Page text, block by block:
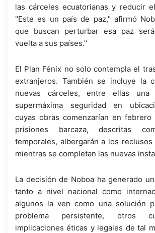
las cárceles ecuatorianas y reducir
"Este es un país de paz," afirmó
que buscan perturbar esa paz
vuelta a sus países."
El Plan Fénix no solo contempla el
extranjeros. También se incluye la
nuevas cárceles, entre ellas
supermáxima seguridad en
cuyas obras comenzarían en febrero
prisiones barcaza, descritas
temporales, albergarán a los
mientras se completan las nuevas
La decisión de Noboa ha generado
tanto a nivel nacional como
algunos la ven como una solución
problema persistente, otros
implicaciones éticas y legales de tal